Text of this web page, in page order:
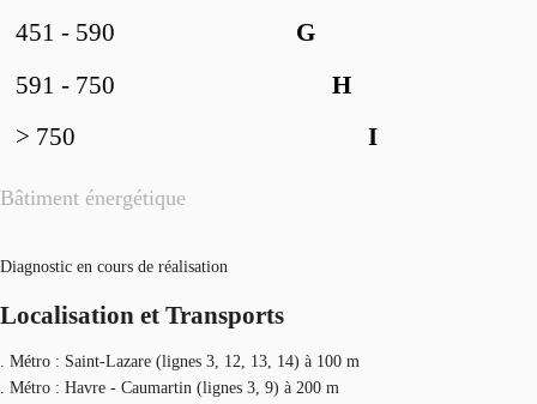
Bâtiment énergétique
G
451 - 590
H
591 - 750
I
> 750
Diagnostic en cours de réalisation
Localisation et Transports
. Métro : Saint-Lazare (lignes 3, 12, 13, 14) à 100 m
. Métro : Havre - Caumartin (lignes 3, 9) à 200 m